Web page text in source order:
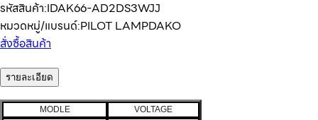
รหัสสินค้า:IDAK66-AD2DS3WJJ
หมวดหมู่/แบรนด์:PILOT LAMPDAKO
สั่งซื้อสินค้า
รายละเอียด
MODLE
VOLTAGE